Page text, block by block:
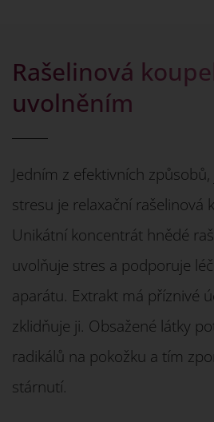
Rašelinová
uvolněním
Jedním z efektivních
stresu je relaxační rašelinová
Unikátní koncentrát hnědé
uvolňuje stres a podporuje
aparátu. Extrakt má příznivé
zklidňuje ji. Obsažené látky
radikálů na pokožku a tím
stárnutí.